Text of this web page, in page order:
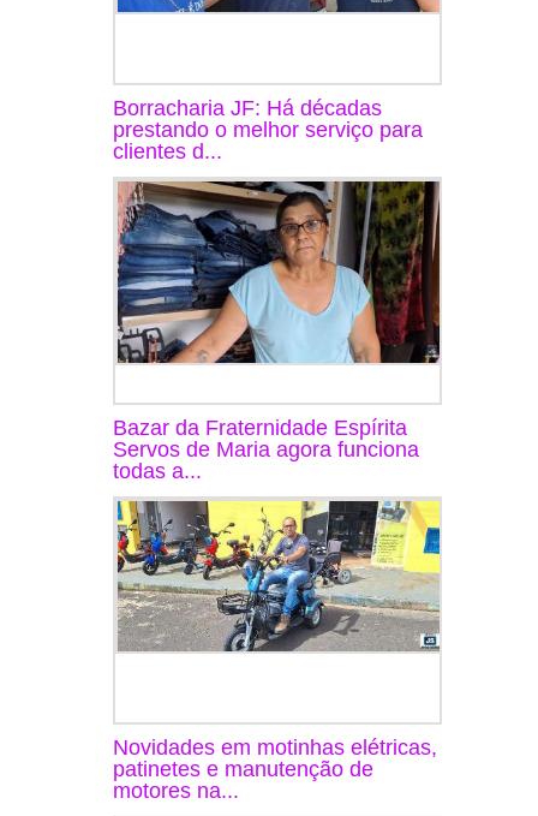
Borracharia JF: Há décadas
prestando o melhor serviço para
clientes d...
Bazar da Fraternidade Espírita
Servos de Maria agora funciona
todas a...
Novidades em motinhas elétricas,
patinetes e manutenção de
motores na...